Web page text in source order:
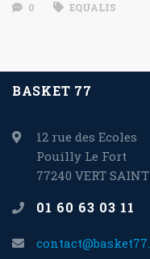
0 EQUALIS
BASKET 77
12 rue des Ecoles
Pouilly Le Fort
77240 VERT
01 60 63 03 11